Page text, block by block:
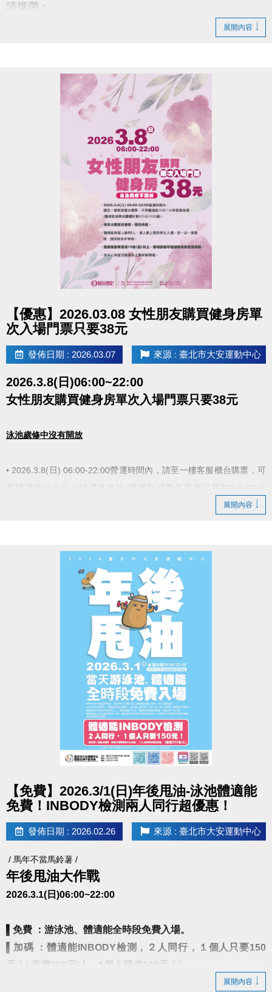
請攜帶：
4.租金(全日$6,500元/月、日間$5,000元/月)
逾時視同放棄。
如有剩餘車位將於3/25公告。
辦理退租時程：115/4/1~4/10 (每日10:00~20:00)
展開內容
【優惠】2026.03.08 女性朋友購買健身房單
次入場門票只要38元
發佈日期 : 2026.03.07 來源 : 臺北市大安運動中心
2026.3.8(日)06:00~22:00
女性朋友購買健身房單次入場門票只要38元
泳池歲修中沒有開放
• 2026.3.8(日) 06:00-22:00營運時間內，請至一樓客服櫃台購票，可
享體適能38元/1小時優惠進場(體適能補票依原價計算$25元/30分
理，請排隊依序等候。
• 體適能使用須滿16歲(含)以上，進場請遵守體適能場館管理規範。
• 本中心保留活動辦法之最終解釋權。
展開內容
【免費】2026.3/1(日)年後甩油-泳池體適能
免費！INBODY檢測兩人同行超優惠！
發佈日期 : 2026.02.26 來源 : 臺北市大安運動中心
/ 馬年不當馬鈴薯 /
年後甩油大作戰
2026.3.1(日)06:00~22:00
▌ 免費 ：游泳池、體適能全時段免費入場。
▌ 加碼 ：體適能INBODY檢測，２人同行，１個人只要150
元！( 原價250元/人，1個人現省100元！)
展開內容